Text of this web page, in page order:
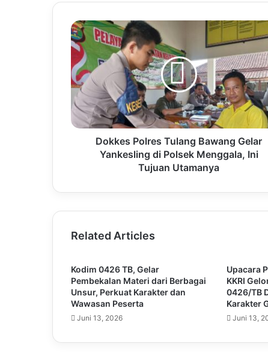
Dokkes Polres Tulang Bawang Gelar
Yankesling di Polsek Menggala, Ini
Tujuan Utamanya
Related Articles
Kodim 0426 TB, Gelar
Pembekalan Materi dari Berbagai
Unsur, Perkuat Karakter dan
Wawasan Peserta
Juni 13, 2026
Upacara
KKRI
0426/TB
Karakter
Juni 13,